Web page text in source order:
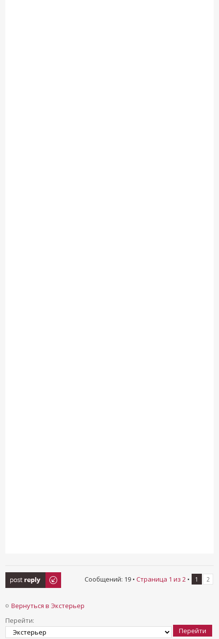
Ответить Сообщений: 19 • Страница 1 из 2 • 1 2
Вернуться в Экстерьер
Перейти: